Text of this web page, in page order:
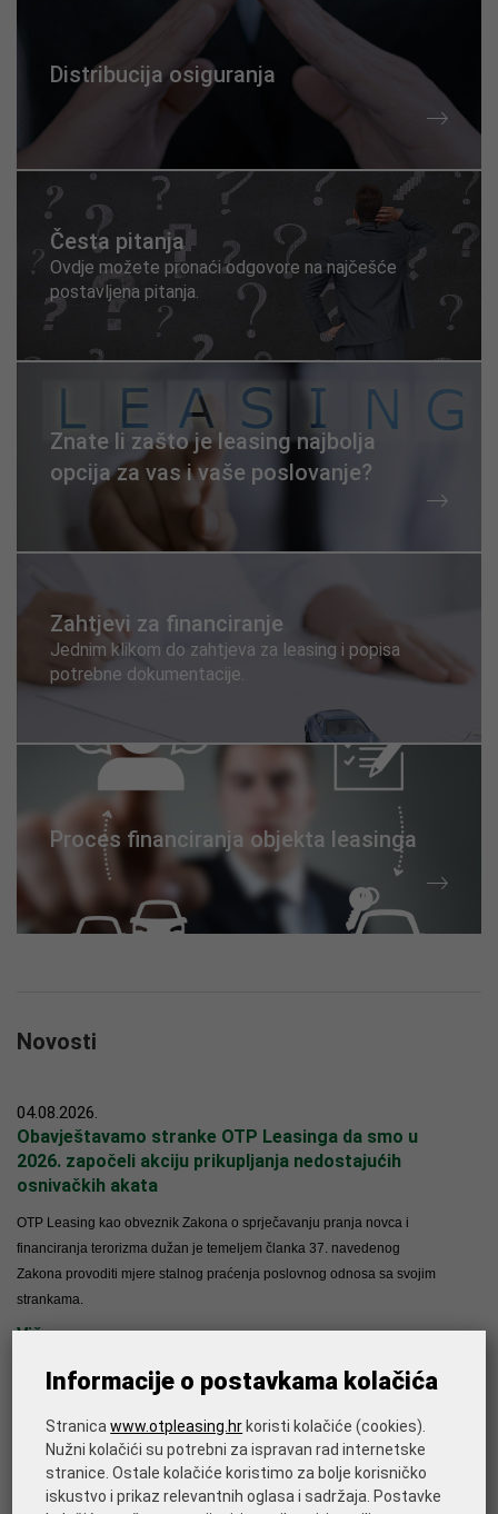
Distribucija osiguranja
Česta pitanja
Ovdje možete pronaći odgovore na najčešće
postavljena pitanja.
Znate li zašto je leasing najbolja
opcija za vas i vaše poslovanje?
Zahtjevi za financiranje
Jednim klikom do zahtjeva za leasing i popisa
potrebne dokumentacije.
Proces financiranja objekta leasinga
Novosti
04.08.2026.
Obavještavamo stranke OTP Leasinga da smo u
2026. započeli akciju prikupljanja nedostajućih
osnivačkih akata
OTP Leasing kao obveznik Zakona o sprječavanju pranja novca i
financiranja terorizma dužan je temeljem članka 37. navedenog
Zakona provoditi mjere stalnog praćenja poslovnog odnosa sa svojim
strankama.
Više
17.07.2026.
Obavještavamo stranke OTP Leasinga da smo u
2026. započeli akciju ažuriranja osobnih
Informacije o postavkama kolačića
Stranicawww.otpleasing.hr koristi kolačiće (cookies).
Nužni kolačići su potrebni za ispravan rad internetske
stranice. Ostale kolačiće koristimo za bolje korisničko
iskustvo i prikaz relevantnih oglasa i sadržaja. Postavke